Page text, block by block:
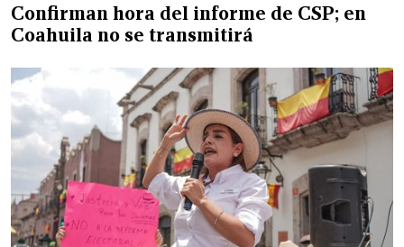
Confirman hora del informe de CSP; en
Coahuila no se transmitirá